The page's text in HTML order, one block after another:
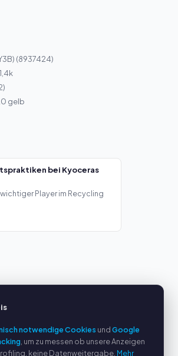
(8937424)
gelb
bei Kyoceras
Player im Recycling
Über uns
Datenschutzerklärung
notwendige Cookies undGoogle
, um zu messen ob unsere Anzeigen
keine Datenweitergabe. Mehr